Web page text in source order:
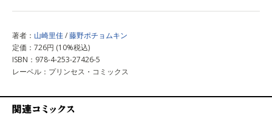
著者： 山崎里佳/藤野ポチョムキン
定価：726円 (10%税込)
ISBN：978-4-253-27426-5
レーベル：プリンセス・コミックス